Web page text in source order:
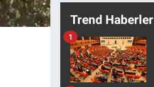
Trend Haberler
1